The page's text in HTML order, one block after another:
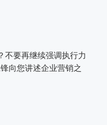
要再继续强调执行力
向您讲述企业营销之